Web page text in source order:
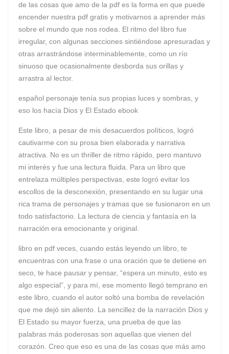
de las cosas que amo de la pdf es la forma en que puede
encender nuestra pdf gratis y motivarnos a aprender más
sobre el mundo que nos rodea. El ritmo del libro fue
irregular, con algunas secciones sintiéndose apresuradas y
otras arrastrándose interminablemente, como un río
sinuoso que ocasionalmente desborda sus orillas y
arrastra al lector.
español personaje tenía sus propias luces y sombras, y
eso los hacía Dios y El Estado ebook
Este libro, a pesar de mis desacuerdos políticos, logró
cautivarme con su prosa bien elaborada y narrativa
atractiva. No es un thriller de ritmo rápido, pero mantuvo
mi interés y fue una lectura fluida. Para un libro que
entrelaza múltiples perspectivas, este logró evitar los
escollos de la desconexión, presentando en su lugar una
rica trama de personajes y tramas que se fusionaron en un
todo satisfactorio. La lectura de ciencia y fantasía en la
narración era emocionante y original.
libro en pdf veces, cuando estás leyendo un libro, te
encuentras con una frase o una oración que te detiene en
seco, te hace pausar y pensar, “espera un minuto, esto es
algo especial”, y para mí, ese momento llegó temprano en
este libro, cuando el autor soltó una bomba de revelación
que me dejó sin aliento. La sencillez de la narración Dios y
El Estado su mayor fuerza, una prueba de que las
palabras más poderosas son aquellas que vienen del
corazón. Creo que eso es una de las cosas que más amo